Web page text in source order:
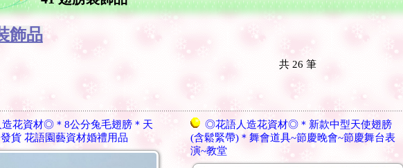
飾品
共 26筆
花資材◎＊8公分兔毛翅膀＊天
貨 花語園藝資材婚禮用品
◎花語人造花資材◎＊新款中型天使翅膀
(含鬆緊帶)＊舞會道具~節慶晚會~節慶舞台表
演~教堂